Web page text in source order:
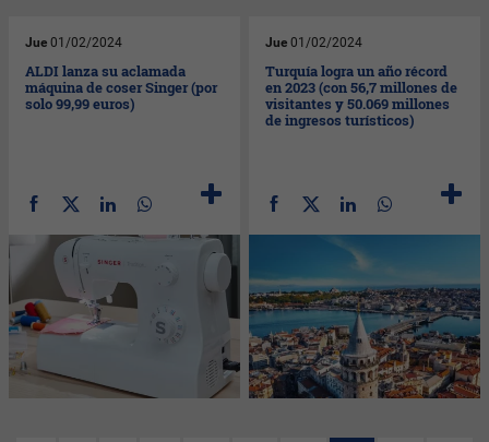
Jue 01/02/2024
ALDI lanza su aclamada
máquina de coser Singer (por
solo 99,99 euros)
Jue 01/02/2024
Turquía logra un año récord
en 2023 (con 56,7 millones de
visitantes y 50.069 millones
de ingresos turísticos)